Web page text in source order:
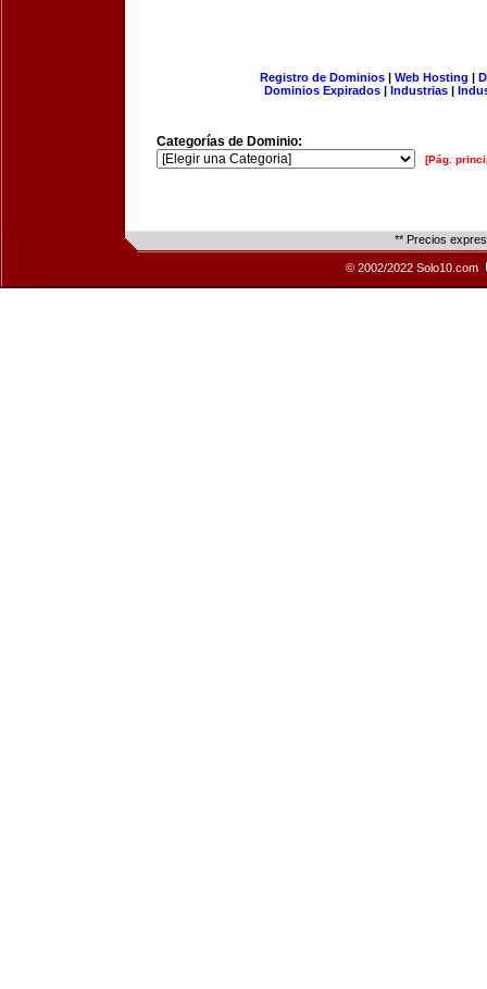
Registro de Dominios| Web Hosting |
Dominios Expirados | Industrias |
Categorías de Dominio:
[Pág.
** Precios
© 2002/2022 Solo10.com